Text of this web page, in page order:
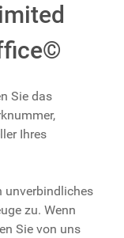
Sie das
Ihres
unverbindliches
zu. Wenn
Sie von uns